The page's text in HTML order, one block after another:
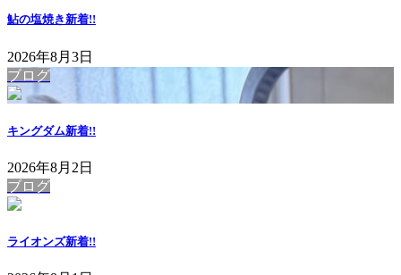
鮎の塩焼き新着!!
2026年8月3日
ブログ
キングダム新着!!
2026年8月2日
ブログ
ライオンズ新着!!